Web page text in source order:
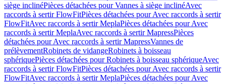
siège inclinéPièces détachées pour Vannes à siège inclinéAvec
raccords à sertir FlowFitPièces détachées pour Avec raccords à sertir
FlowFitAvec raccords à sertir MeplaPièces détachées pour Avec
raccords à sertir MeplaAvec raccords à sertir MapressPièces
détachées pour Avec raccords à sertir MapressVannes de
prélèvementRobinets de vidangeRobinets à boisseau
sphériquePièces détachées pour Robinets à boisseau sphériqueAvec
raccords à sertir FlowFitPièces détachées pour Avec raccords à sertir
FlowFitAvec raccords à sertir MeplaPièces détachées pour Avec